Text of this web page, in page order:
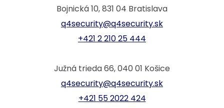
Bojnická 10, 831 04 Bratislava
q4security@q4security.sk
+421 2 210 25 444
Južná trieda 66, 040 01 Košice
q4security@q4security.sk
+421 55 2022 424